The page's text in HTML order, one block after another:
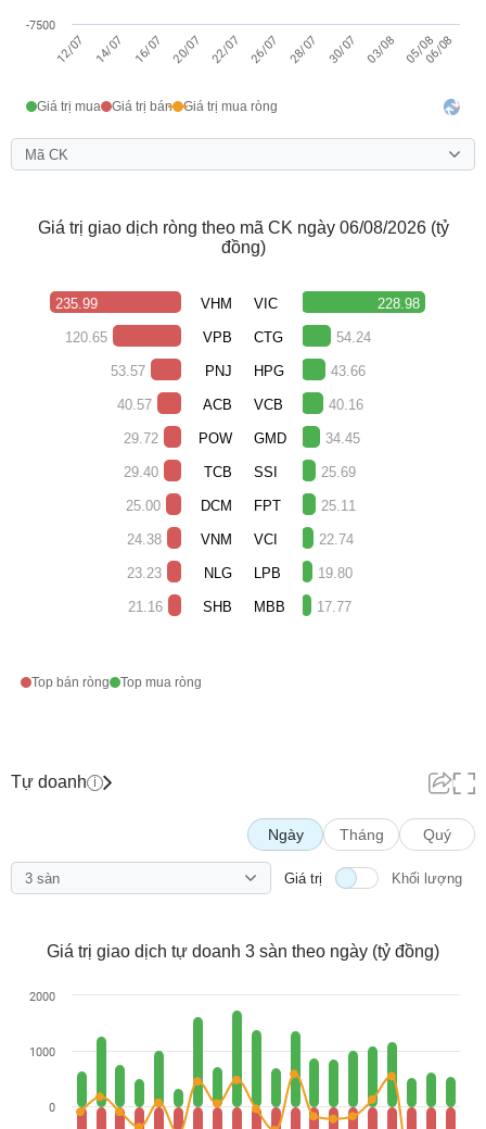
12/07 14/07 16/07 20/07 22/07 26/07 28/07 30/07 03/08 05/0806/08
-7500
Giá trị mua Giá trị bán Giá trị mua ròng
Mã CK
Giá trị giao dịch ròng theo mã CK ngày 06/08/2026 (tỷ
đồng)
235.99
120.65
53.57
40.57
29.72
29.40
25.00
24.38
23.23
21.16
VHM
VPB
PNJ
ACB
POW
TCB
DCM
VNM
NLG
SHB
228.98
54.24
43.66
40.16
34.45
25.69
25.11
22.74
19.80
17.77
VIC
CTG
HPG
VCB
GMD
SSI
FPT
VCI
LPB
MBB
Top bán ròng Top mua ròng
Tự doanh i
Ngày Tháng Quý
3 sàn Giá trị Khối lượng
Giá trị giao dịch tự doanh 3 sàn theo ngày (tỷ đồng)
0
1000
2000
chính
liệu